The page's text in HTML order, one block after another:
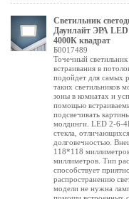
Светильник
Даунлайт ЭРА
4000К квадрат
Б0017489
Точечный
встраивания в
подойдет для самых
таких светильников
зоны в комнатах и
помощью
подсвечивать
молдинги. LED 2-6-
стекла,
долговечностью.
118*118
миллиметров. Тип
способствует
распространению
модели не нужна